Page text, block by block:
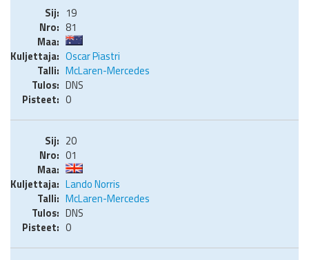
19
81
Oscar Piastri
McLaren-Mercedes
DNS
0
20
01
Lando Norris
McLaren-Mercedes
DNS
0